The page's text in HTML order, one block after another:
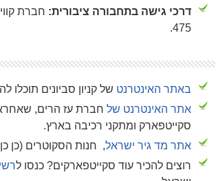
דרכי גישה בתחבורה ציבורית:
475.
באתר האינטרנט של קניון סביונים
אתר האינטרנט של חברת עז הרים,
סקייטפארק ומתקני רכיבה בארץ.
אתר מד גיר ישראל, חנות הסקוטרים (כן
רוצים להכיר עוד סקייטפארקים? כנסו ל